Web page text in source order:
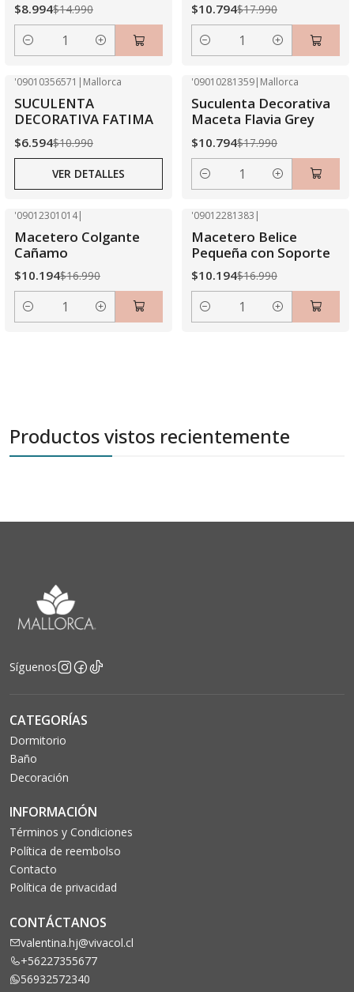
$8.994$14.990
Cantidad
$10.794$17.990
Cantidad
Agotado
'09010356571 | Mallorca
SUCULENTA
DECORATIVA FATIMA
$6.594$10.990
VER DETALLES
'09010281359| Mallorca
Suculenta Decorativa
Maceta Flavia Grey
$10.794$17.990
Cantidad
'09012301014|
Macetero Colgante
Cañamo
$10.194$16.990
Cantidad
'09012281383 |
Macetero Belice
Pequeña con Soporte
$10.194$16.990
Cantidad
Productos vistos recientemente
Síguenos
CATEGORÍAS
Dormitorio
Baño
Decoración
INFORMACIÓN
Términos y Condiciones
Política de reembolso
Contacto
Política de privacidad
CONTÁCTANOS
valentina.hj@vivacol.cl
+56227355677
56932572340